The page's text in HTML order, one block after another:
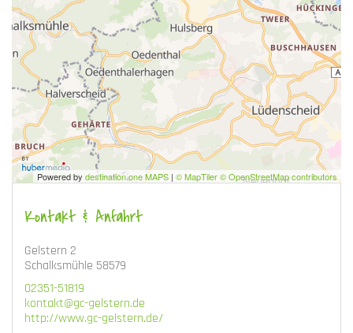
Powered by destination.one MAPS | © MapTiler © OpenStreetMap contributors
Kontakt & Anfahrt
Gelstern 2
Schalksmühle 58579
02351-51819
kontakt@gc-gelstern.de
http://www.gc-gelstern.de/